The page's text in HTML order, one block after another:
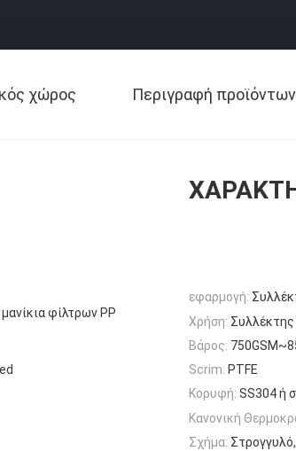
χώρος Περιγραφή προϊόντων
φίλτρων PP
εφαρμογή:
Χρήση: Συλλέκτης
Βάρος:
Scrim: PTFE
Κορυφή: SS304 ή
Κανονική
Σχήμα: